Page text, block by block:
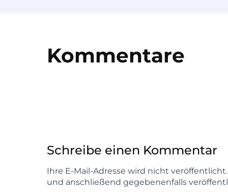
Kommentare
Schreibe einen Kommentar
Ihre E-Mail-Adresse wird nicht
und anschließend gegebenenfalls